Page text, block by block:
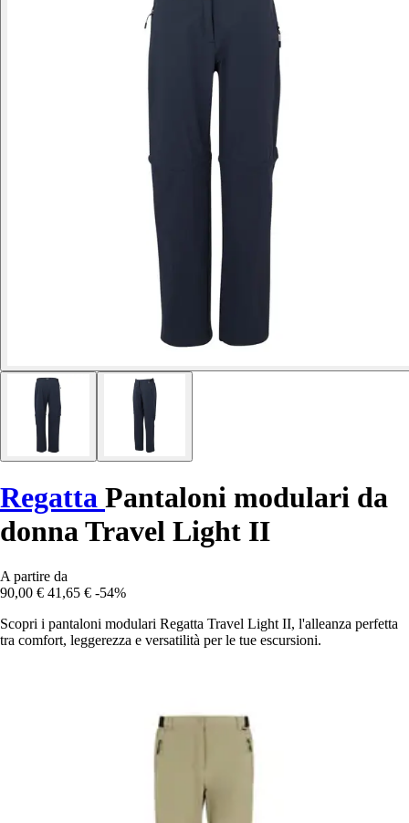
Regatta Pantaloni modulari da
donna Travel Light II
A partire da
90,00 € 41,65 € -54%
Scopri i pantaloni modulari Regatta Travel Light II, l'alleanza perfetta
tra comfort, leggerezza e versatilità per le tue escursioni.